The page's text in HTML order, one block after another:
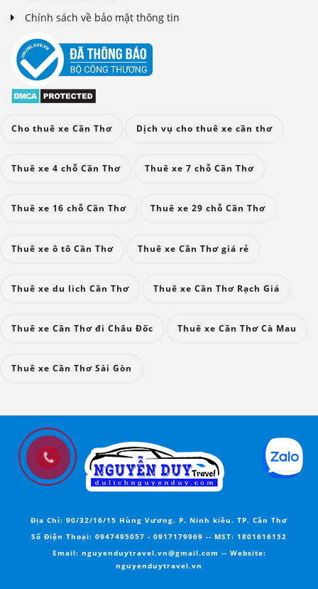
Chính sách về bảo mật thông tin
Cho thuê xe Cần Thơ Dịch vụ cho thuê xe cần thơ
Thuê xe 4 chỗ Cần Thơ Thuê xe 7 chỗ Cần Thơ
Thuê xe 16 chỗ Cần Thơ Thuê xe 29 chỗ Cần Thơ
Thuê xe ô tô Cần Thơ Thuê xe Cần Thơ giá rẻ
Thuê xe du lich Cần Thơ Thuê xe Cần Thơ Rạch Giá
Thuê xe Cần Thơ đi Châu Đốc Thuê xe Cần Thơ Cà Mau
Thuê xe Cần Thơ Sài Gòn
Địa Chỉ: 90/32/16/15 Hùng Vương. P. Ninh kiều. TP. Cần Thơ
Số Điện Thoại: 0947495057 - 0917179969 -- MST: 1801616152
Email: nguyenduytravel.vn@gmail.com -- Website:
nguyenduytravel.vn